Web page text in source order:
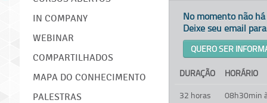
IN COMPANY
WEBINAR
COMPARTILHADOS
MAPA DO CONHECIMENTO
PALESTRAS
No momento não
Deixe seu email
QUERO SER
DURAÇÃO
HORÁRIO
32 horas
08h30min